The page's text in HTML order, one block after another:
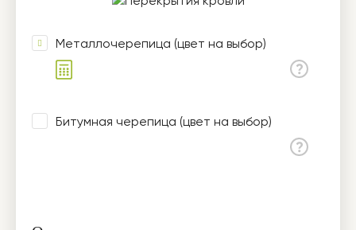
Металлочерепица (цвет на выбор)
Битумная черепица (цвет на выбор)